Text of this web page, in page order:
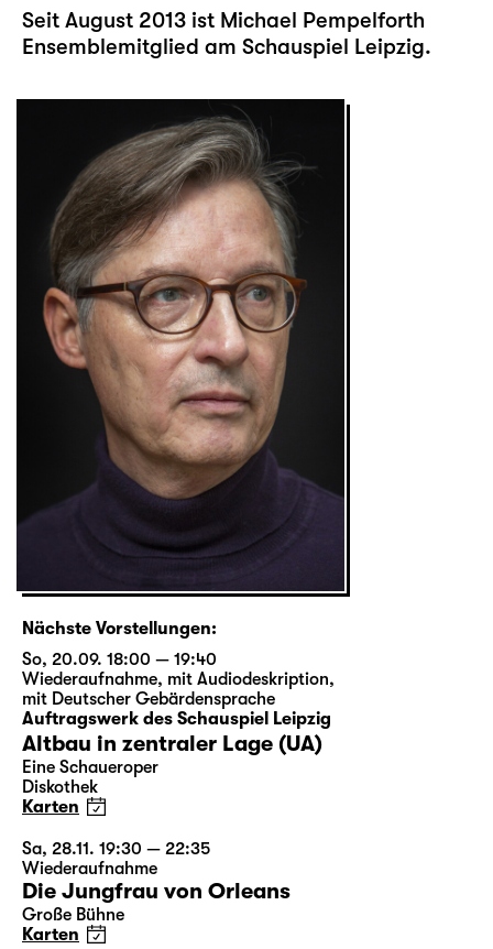
Seit August 2013 ist Michael Pempelforth
Ensemblemitglied am Schauspiel Leipzig.
Nächste Vorstellungen:
So, 20.09. 18:00 — 19:40
Wiederaufnahme, mit Audiodeskription,
mit Deutscher Gebärdensprache
Auftragswerk des Schauspiel Leipzig
Altbau in zentraler Lage (UA)
Eine Schaueroper
Diskothek
Karten
Sa, 28.11. 19:30 — 22:35
Wiederaufnahme
Die Jungfrau von Orleans
Große Bühne
Karten